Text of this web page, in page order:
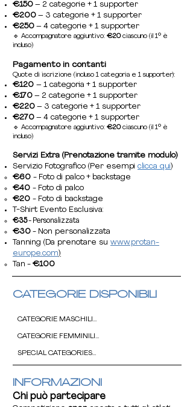
€150 – 2 categorie + 1 supporter
€200 – 3 categorie + 1 supporter
€250 – 4 categorie + 1 supporter
🔹 Accompagnatore aggiuntivo: €20ciascuno (il 1° è
incluso)
Pagamento in contanti
Quote di iscrizione (incluso 1 categoria e 1 supporter):
€120 – 1 categoria + 1 supporter
€170 – 2 categorie + 1 supporter
€220 – 3 categorie + 1 supporter
€270 – 4 categorie + 1 supporter
🔹 Accompagnatore aggiuntivo: €20ciascuno (il 1° è
incluso)
Servizi Extra (Prenotazione tramite modulo)
Servizio Fotografico (Per esempi clicca qui)
€60 - Foto di palco + backstage
€40 - Foto di palco
€20 - Foto di backstage
T-Shirt Evento Esclusiva:
€35- Personalizzata
€30 - Non personalizzata
Tanning (Da prenotare su www.protan-
europe.com)
Tan - €100
CATEGORIE DISPONIBILI
CATEGORIE MASCHILI
- BODYBUILDING Beginner / Novice
- BODYBUILDING Master Over 60
- BODYBUILDING -70 kg
CATEGORIE FEMMINILI
- MODEL PHYSIQUE/BIKINI Lady Over 30
- MODEL PHYSIQUE/BIKINI Lady Over 40
- MODEL PHYSIQUE/BIKINI Lady Over 50
SPECIAL CATEGORIES
- Wheelchair
INFORMAZIONI
Chi può partecipare